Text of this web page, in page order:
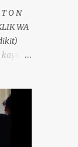
O N
WA